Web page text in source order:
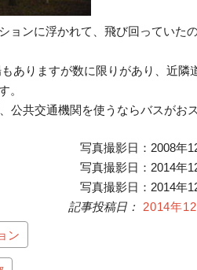
ョンに浮かれて、飛び回っていた
ありますが数に限りがあり、近隣
。
公共交通機関を使うならバスがおス
写真撮影日：2008年
写真撮影日：2014年
写真撮影日：2014年
2014年
ン